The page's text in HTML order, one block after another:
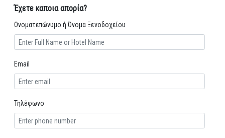
Έχετε καποια απορία?
Ονοματεπώνυμο ή Όνομα Ξενοδοχείου
Email
Τηλέφωνο